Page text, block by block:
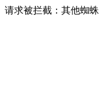
请求被拦截：其他蜘蛛